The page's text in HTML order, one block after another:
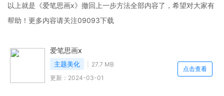
以上就是《爱笔思画x》撤回上一步方法全部内容了，希望对大家有
帮助！更多内容请关注09093下载
爱笔思画x
主题美化
27.7 MB
更新：2024-03-01
点击查看